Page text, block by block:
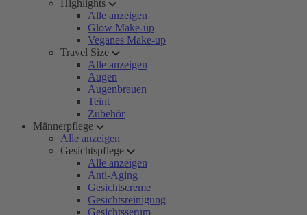
Highlights
Alle anzeigen
Glow Make-up
Veganes Make-up
Travel Size
Alle anzeigen
Augen
Augenbrauen
Teint
Zubehör
Männerpflege
Alle anzeigen
Gesichtspflege
Alle anzeigen
Anti-Aging
Gesichtscreme
Gesichtsreinigung
Gesichtsserum